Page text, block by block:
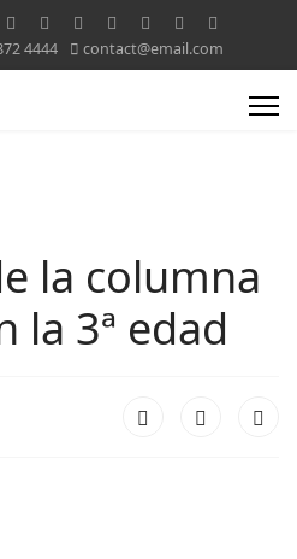
4444 contact@email.com
la columna
la 3ª edad